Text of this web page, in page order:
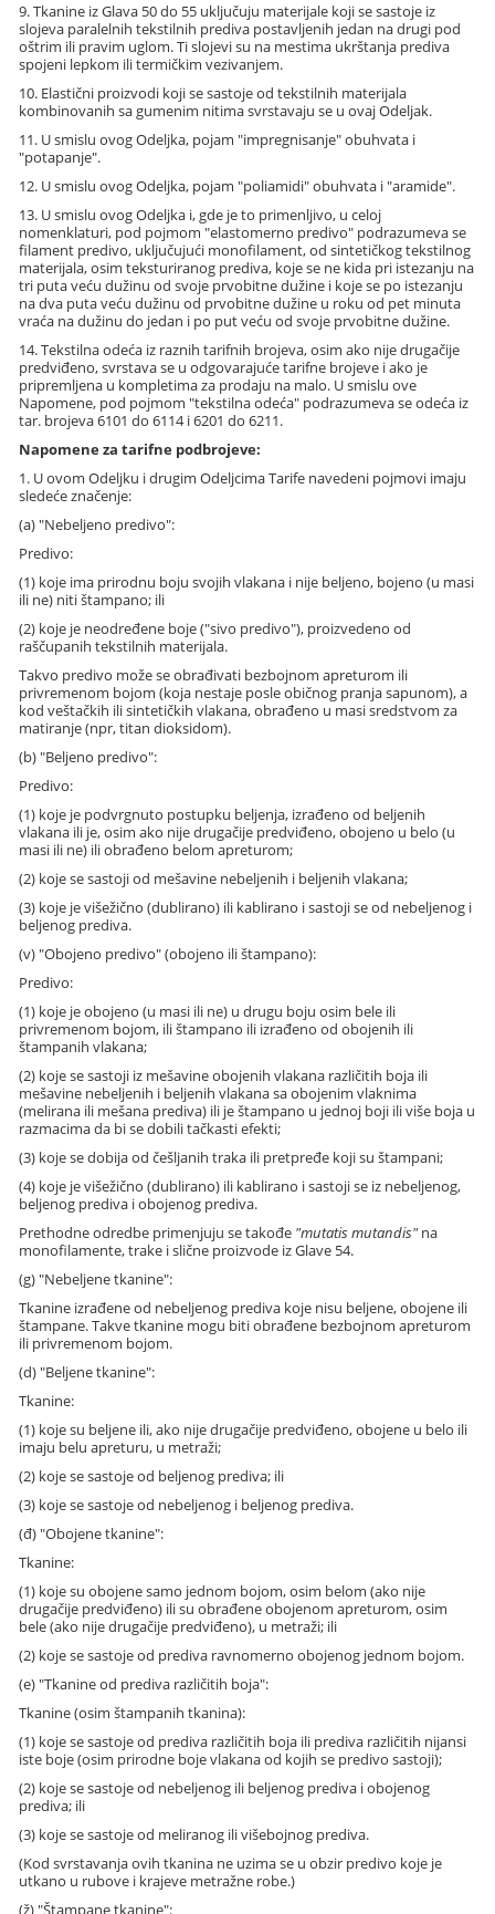
9. Tkanine iz Glava 50 do 55 uključuju materijale koji se sastoje iz
slojeva paralelnih tekstilnih prediva postavljenih jedan na drugi pod
oštrim ili pravim uglom. Ti slojevi su na mestima ukrštanja prediva
spojeni lepkom ili termičkim vezivanjem.
10. Elastični proizvodi koji se sastoje od tekstilnih materijala
kombinovanih sa gumenim nitima svrstavaju se u ovaj Odeljak.
11. U smislu ovog Odeljka, pojam "impregnisanje" obuhvata i
"potapanje".
12. U smislu ovog Odeljka, pojam "poliamidi" obuhvata i "aramide".
13. U smislu ovog Odeljka i, gde je to primenljivo, u celoj
nomenklaturi, pod pojmom "elastomerno predivo" podrazumeva se
filament predivo, uključujući monofilament, od sintetičkog tekstilnog
materijala, osim teksturiranog prediva, koje se ne kida pri istezanju na
tri puta veću dužinu od svoje prvobitne dužine i koje se po istezanju
na dva puta veću dužinu od prvobitne dužine u roku od pet minuta
vraća na dužinu do jedan i po put veću od svoje prvobitne dužine.
14. Tekstilna odeća iz raznih tarifnih brojeva, osim ako nije drugačije
predviđeno, svrstava se u odgovarajuće tarifne brojeve i ako je
pripremljena u kompletima za prodaju na malo. U smislu ove
Napomene, pod pojmom "tekstilna odeća" podrazumeva se odeća iz
tar. brojeva 6101 do 6114 i 6201 do 6211.
Napomene za tarifne podbrojeve:
1. U ovom Odeljku i drugim Odeljcima Tarife navedeni pojmovi imaju
sledeće značenje:
(a) "Nebeljeno predivo":
Predivo:
(1) koje ima prirodnu boju svojih vlakana i nije beljeno, bojeno (u masi
ili ne) niti štampano; ili
(2) koje je neodređene boje ("sivo predivo"), proizvedeno od
raščupanih tekstilnih materijala.
Takvo predivo može se obrađivati bezbojnom apreturom ili
privremenom bojom (koja nestaje posle običnog pranja sapunom), a
kod veštačkih ili sintetičkih vlakana, obrađeno u masi sredstvom za
matiranje (npr, titan dioksidom).
(b) "Beljeno predivo":
Predivo:
(1) koje je podvrgnuto postupku beljenja, izrađeno od beljenih
vlakana ili je, osim ako nije drugačije predviđeno, obojeno u belo (u
masi ili ne) ili obrađeno belom apreturom;
(2) koje se sastoji od mešavine nebeljenih i beljenih vlakana;
(3) koje je višežično (dublirano) ili kablirano i sastoji se od nebeljenog i
beljenog prediva.
(v) "Obojeno predivo" (obojeno ili štampano):
Predivo:
(1) koje je obojeno (u masi ili ne) u drugu boju osim bele ili
privremenom bojom, ili štampano ili izrađeno od obojenih ili
štampanih vlakana;
(2) koje se sastoji iz mešavine obojenih vlakana različitih boja ili
mešavine nebeljenih i beljenih vlakana sa obojenim vlaknima
(melirana ili mešana prediva) ili je štampano u jednoj boji ili više boja u
razmacima da bi se dobili tačkasti efekti;
(3) koje se dobija od češljanih traka ili pretpređe koji su štampani;
(4) koje je višežično (dublirano) ili kablirano i sastoji se iz nebeljenog,
beljenog prediva i obojenog prediva.
Prethodne odredbe primenjuju se takođe "mutatis mutandis"na
monofilamente, trake i slične proizvode iz Glave 54.
(g) "Nebeljene tkanine":
Tkanine izrađene od nebeljenog prediva koje nisu beljene, obojene ili
štampane. Takve tkanine mogu biti obrađene bezbojnom apreturom
ili privremenom bojom.
(d) "Beljene tkanine":
Tkanine:
(1) koje su beljene ili, ako nije drugačije predviđeno, obojene u belo ili
imaju belu apreturu, u metraži;
(2) koje se sastoje od beljenog prediva; ili
(3) koje se sastoje od nebeljenog i beljenog prediva.
(đ) "Obojene tkanine":
Tkanine:
(1) koje su obojene samo jednom bojom, osim belom (ako nije
drugačije predviđeno) ili su obrađene obojenom apreturom, osim
bele (ako nije drugačije predviđeno), u metraži; ili
(2) koje se sastoje od prediva ravnomerno obojenog jednom bojom.
(e) "Tkanine od prediva različitih boja":
Tkanine (osim štampanih tkanina):
(1) koje se sastoje od prediva različitih boja ili prediva različitih nijansi
iste boje (osim prirodne boje vlakana od kojih se predivo sastoji);
(2) koje se sastoje od nebeljenog ili beljenog prediva i obojenog
prediva; ili
(3) koje se sastoje od meliranog ili višebojnog prediva.
(Kod svrstavanja ovih tkanina ne uzima se u obzir predivo koje je
utkano u rubove i krajeve metražne robe.)